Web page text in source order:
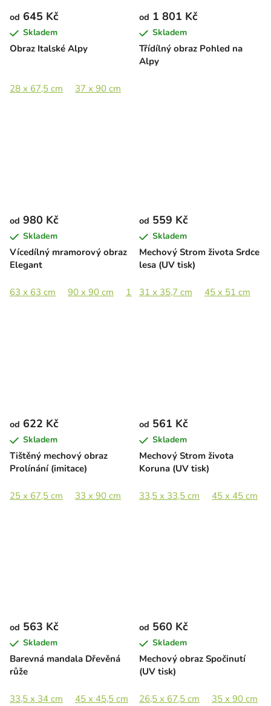
Obraz Italské Alpy
od 645 Kč
Skladem
28 x 67,5 cm 37 x 90 cm
Třídílný obraz Pohled na
Alpy
od 1 801 Kč
Skladem
Vícedílný mramorový obraz
Elegant
od 980 Kč
Skladem
63 x 63 cm 90 x 90 cm 110 x 110 cm 180 x 180 cm
Mechový Strom života Srdce
lesa (UV tisk)
od 559 Kč
Skladem
31 x 35,7 cm 45 x 51 cm
Tištěný mechový obraz
Prolínání (imitace)
od 622 Kč
Skladem
25 x 67,5 cm 33 x 90 cm 48 x 130 cm 70 x 190 cm
Mechový Strom života
Koruna (UV tisk)
od 561 Kč
Skladem
33,5 x 33,5 cm 45 x 45 cm
Barevná mandala Dřevěná
růže
od 563 Kč
Skladem
33,5 x 34 cm 45 x 45,5 cm 65 x 66 cm 89 x 90 cm
Mechový obraz Spočinutí
(UV tisk)
od 560 Kč
Skladem
26,5 x 67,5 cm 35 x 90 cm